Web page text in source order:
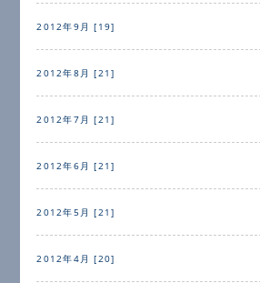
2012年9月 [19]
2012年8月 [21]
2012年7月 [21]
2012年6月 [21]
2012年5月 [21]
2012年4月 [20]